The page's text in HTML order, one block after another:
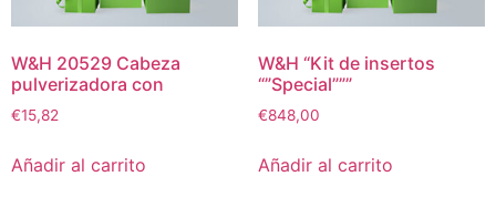
W&H 20529 Cabeza
pulverizadora con
€15,82
Añadir al carrito
W&H “Kit de insertos
“”Special”””
€848,00
Añadir al carrito